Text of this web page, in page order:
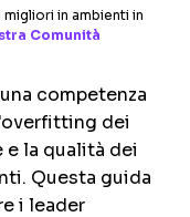
in ambienti in
Comunità
competenza
dei
e la qualità dei
Questa guida
i leader